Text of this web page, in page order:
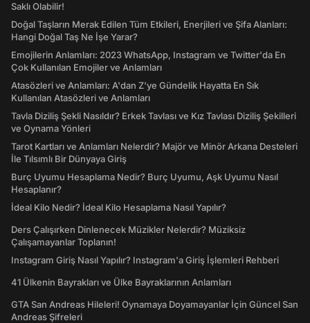
Saklı Olabilir!
Doğal Taşların Merak Edilen Tüm Etkileri, Enerjileri ve Şifa Alanları:
Hangi Doğal Taş Ne İşe Yarar?
Emojilerin Anlamları: 2023 WhatsApp, Instagram ve Twitter'da En
Çok Kullanılan Emojiler ve Anlamları
Atasözleri ve Anlamları: A'dan Z'ye Gündelik Hayatta En Sık
Kullanılan Atasözleri ve Anlamları
Tavla Diziliş Şekli Nasıldır? Erkek Tavlası ve Kız Tavlası Diziliş Şekilleri
ve Oynama Yönleri
Tarot Kartları ve Anlamları Nelerdir? Majör ve Minör Arkana Desteleri
İle Tılsımlı Bir Dünyaya Giriş
Burç Uyumu Hesaplama Nedir? Burç Uyumu, Aşk Uyumu Nasıl
Hesaplanır?
İdeal Kilo Nedir? İdeal Kilo Hesaplama Nasıl Yapılır?
Ders Çalışırken Dinlenecek Müzikler Nelerdir? Müziksiz
Çalışamayanlar Toplanın!
Instagram Giriş Nasıl Yapılır? Instagram'a Giriş İşlemleri Rehberi
41 Ülkenin Bayrakları ve Ülke Bayraklarının Anlamları
GTA San Andreas Hileleri! Oynamaya Doyamayanlar İçin Güncel San
Andreas Şifreleri